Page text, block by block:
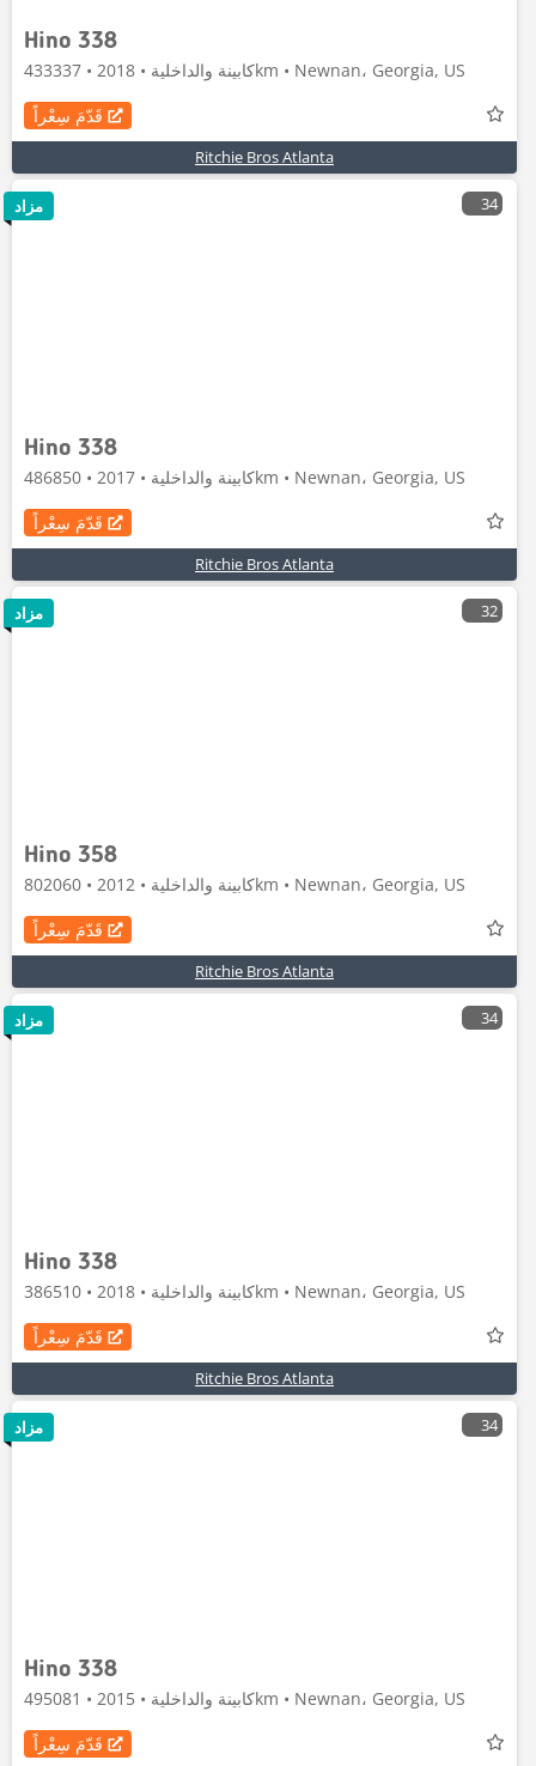
Hino 338
كابينة والداخلية • 2018 • 433337km • Newnan، Georgia, US
قَدّمَ سِعْراً
Ritchie Bros Atlanta
34
Hino 338
كابينة والداخلية • 2017 • 486850km • Newnan، Georgia, US
قَدّمَ سِعْراً
Ritchie Bros Atlanta
مزاد
32
Hino 358
كابينة والداخلية • 2012 • 802060km • Newnan، Georgia, US
قَدّمَ سِعْراً
Ritchie Bros Atlanta
مزاد
34
Hino 338
كابينة والداخلية • 2018 • 386510km • Newnan، Georgia, US
قَدّمَ سِعْراً
Ritchie Bros Atlanta
مزاد
34
Hino 338
كابينة والداخلية • 2015 • 495081km • Newnan، Georgia, US
قَدّمَ سِعْراً
مزاد